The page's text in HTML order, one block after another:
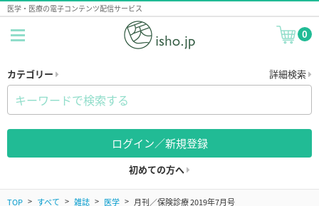
医学・医療の電子コンテンツ配信サービス
0
カテゴリー 詳細検索
ログイン／新規登録
初めての方へ
TOP すべて 雑誌 医学 月刊／保険診療 2019年7月号